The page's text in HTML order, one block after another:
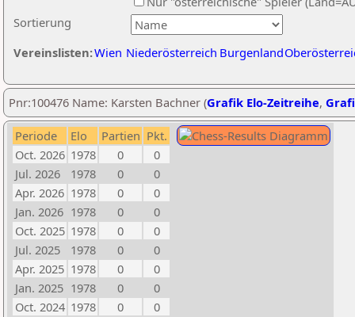
Sortierung
Vereinslisten:Wien Niederösterreich Burgenland
Pnr:100476 Name: Karsten Bachner (Grafik Elo-Zeitreihe,
Periode Elo Partien Pkt.
Oct. 2026 1978 0
0
Jul. 2026
1978 0
0
Apr. 2026 1978 0
0
Jan. 2026 1978 0
0
Oct. 2025 1978 0
0
Jul. 2025
1978 0
0
Apr. 2025 1978 0
0
Jan. 2025 1978 0
0
Oct. 2024 1978 0
0